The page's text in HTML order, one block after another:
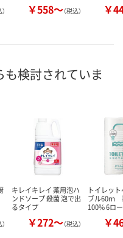
￥558～（税込） ￥
も検討されていま
キレイキレイ 薬用泡ハ
ンドソープ 殺菌 泡で出
るタイプ
￥272～（税込）
トイレッ
ブル60ｍ
100% 6ロ
￥